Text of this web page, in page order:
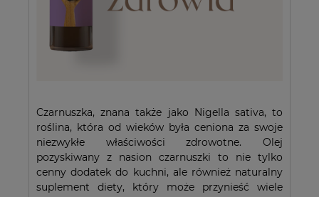
Czarnuszka, znana także jako Nigella sativa, to
roślina, która od wieków była ceniona za swoje
niezwykłe właściwości zdrowotne. Olej
pozyskiwany z nasion czarnuszki to nie tylko
cenny dodatek do kuchni, ale również naturalny
suplement diety, który może przynieść wiele